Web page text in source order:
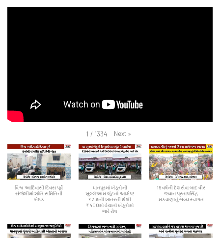
1 / 1334 Next »
વિશ્વ આદિવાસી દિવસ પૂર્વે
સંજેલીમાં શાંતિ સમિતિની
બેઠક
ધાનપુરમાં ખેડૂતોની
ખુલ્લેઆમ લૂંટનો આક્ષેપ!
₹266ની ખાતરની થેલી
₹400માં વેચાતાં ખેડૂતોમાં
ભારે રોષ
16 વર્ષની દેશસેવા બાદ વીર
જવાન પ્રતાપસિંહ
મકવાણાનું ભવ્ય સ્વાગત